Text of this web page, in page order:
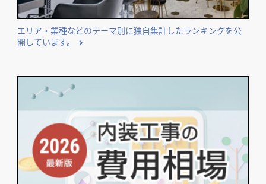
エリア・業種などのテーマ別に独自集計したランキングを公
開しています。